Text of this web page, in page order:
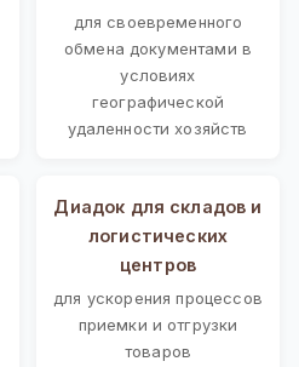
для своевременного
обмена документами в
условиях
географической
удаленности хозяйств
Диадок для складов и
логистических
центров
для ускорения процессов
приемки и отгрузки
товаров